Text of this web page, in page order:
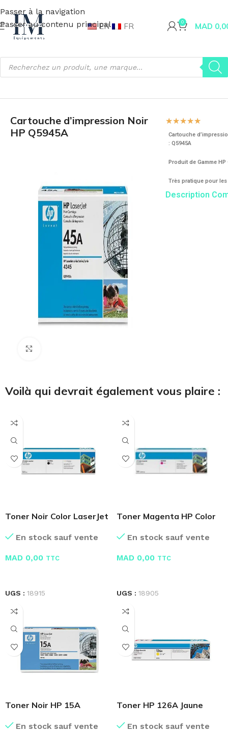
Passer à la navigation
Passer au contenu principal
EN FR 0 MAD
Accueil Matériel Informatique Cartouche
Cartouche d’impression Noir
HP Q5945A
☆☆☆☆☆
Cartouche
: Q5945A
Produit de Gamme
Très pratique pour
Description
Voilà qui devrait également vous plaire :
Toner Noir Color LaserJet
En stock sauf vente
MAD 0,00 TTC
UGS : 18915
Toner Magenta HP Color
En stock sauf vente
MAD 0,00 TTC
UGS : 18905
Toner Noir HP 15A
En stock sauf vente
Toner HP 126A Jaune
En stock sauf vente